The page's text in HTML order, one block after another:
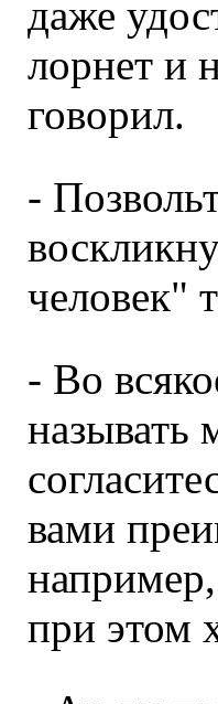
даже
лорнет и
говорил.
-
человек"
- Во
называть
вами
при этом